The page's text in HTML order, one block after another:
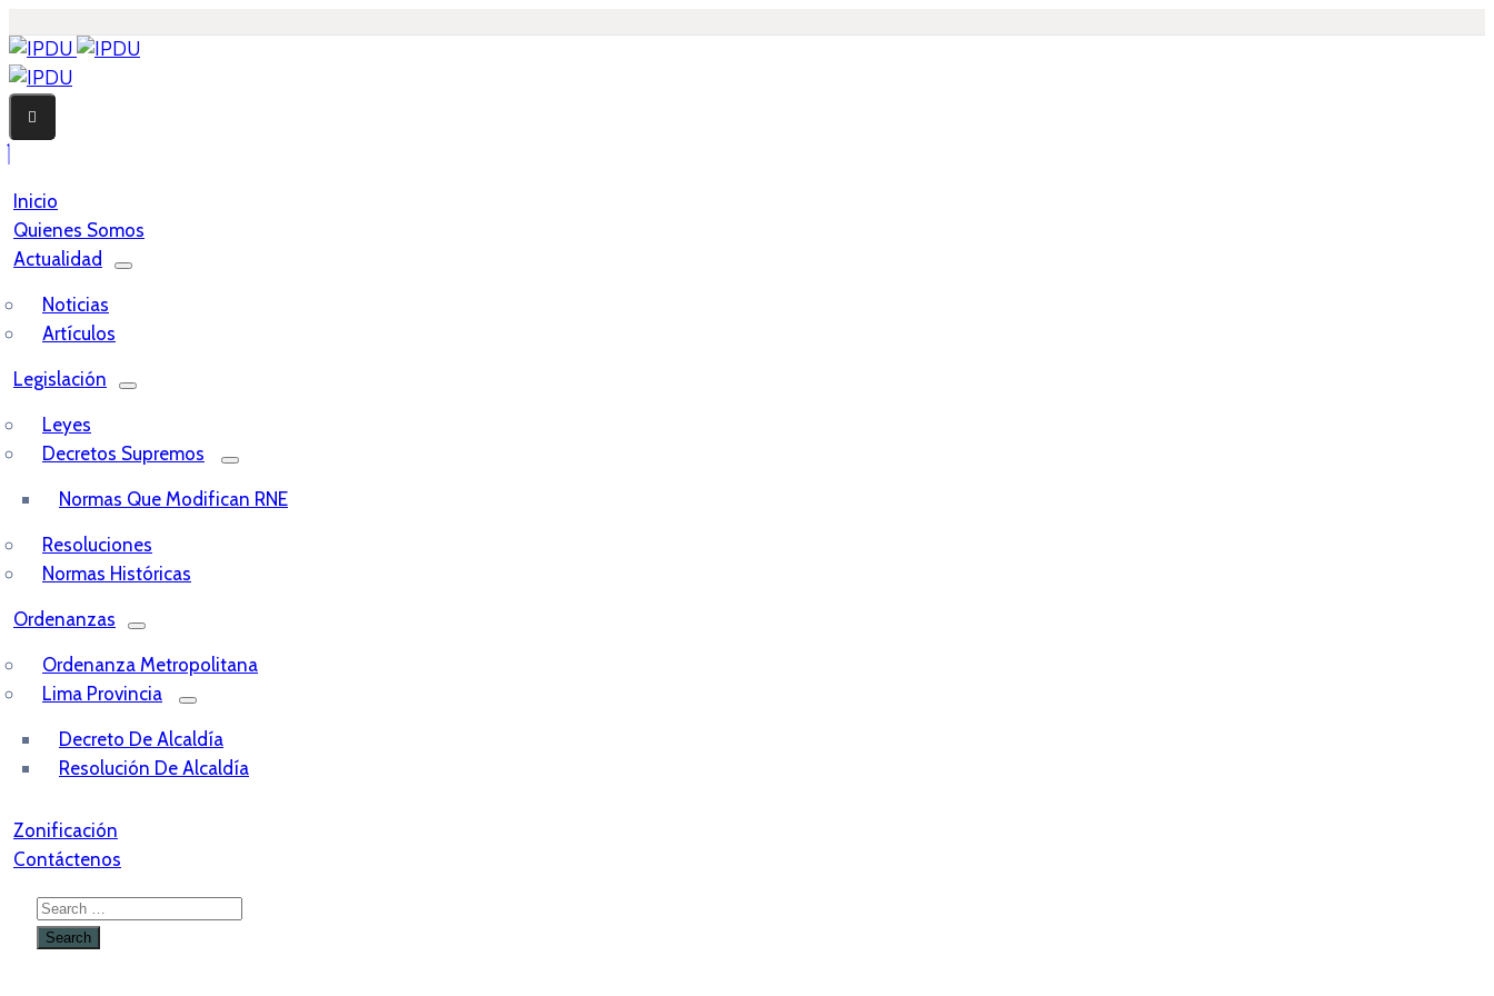
Inicio
Quienes Somos
Actualidad
Noticias
Artículos
Legislación
Leyes
Decretos Supremos
Normas Que Modifican RNE
Resoluciones
Normas Históricas
Ordenanzas
Ordenanza Metropolitana
Lima Provincia
Decreto De Alcaldía
Resolución De Alcaldía
Zonificación
Contáctenos